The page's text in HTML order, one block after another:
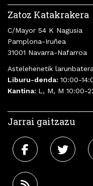
Zatoz Katakrakera
C/Mayor 54 K Nagusia
Pamplona-Iruñea
31001 Navarra-Nafarroa
Astelehenetik
Liburu-denda: 10:00-
Kantina: L, M, M 10:00-
Jarrai gaitzazu